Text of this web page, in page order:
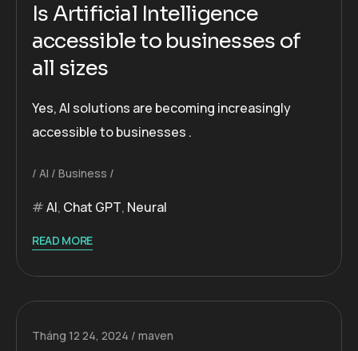
Is Artificial Intelligence
accessible to businesses of
all sizes
Yes, AI solutions are becoming increasingly
accessible to businesses .
AI Business
AI, Chat GPT, Neural
READ MORE
Tháng 12 24, 2024 maven